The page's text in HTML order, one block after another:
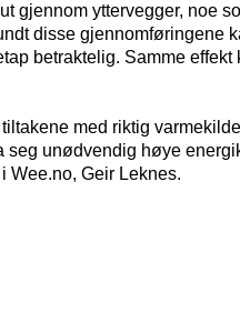
gjennom yttervegger, noe
disse gjennomføringene
betraktelig. Samme
med riktig
seg unødvendig høye
Wee.no, Geir Leknes.